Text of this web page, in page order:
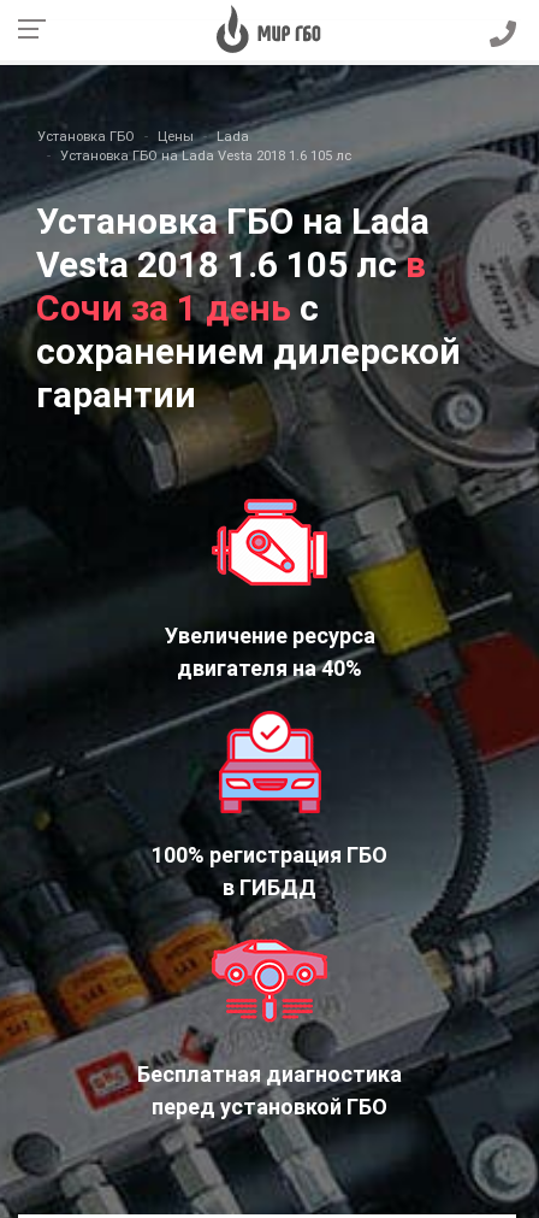
Установка ГБО Цены
Lada
Установка ГБО на Lada Vesta 2018 1.6 105 лс
Установка ГБО на Lada
Vesta 2018 1.6 105 лсв
Сочи за 1 день с
сохранением дилерской
гарантии
Увеличение ресурса
двигателя на 40%
100% регистрация ГБО
в ГИБДД
Бесплатная диагностика
перед установкой ГБО